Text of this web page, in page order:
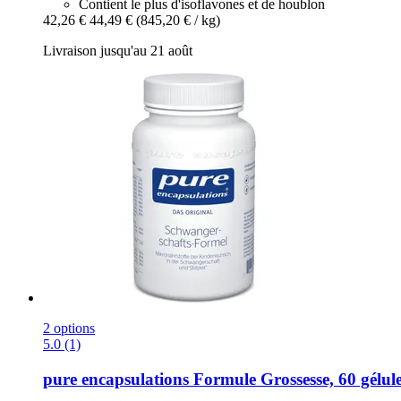
Contient le plus d'isoflavones et de houblon
42,26 € 44,49 € (845,20 € / kg)
Livraison jusqu'au 21 août
2 options
5.0 (1)
pure encapsulations Formule Grossesse, 60